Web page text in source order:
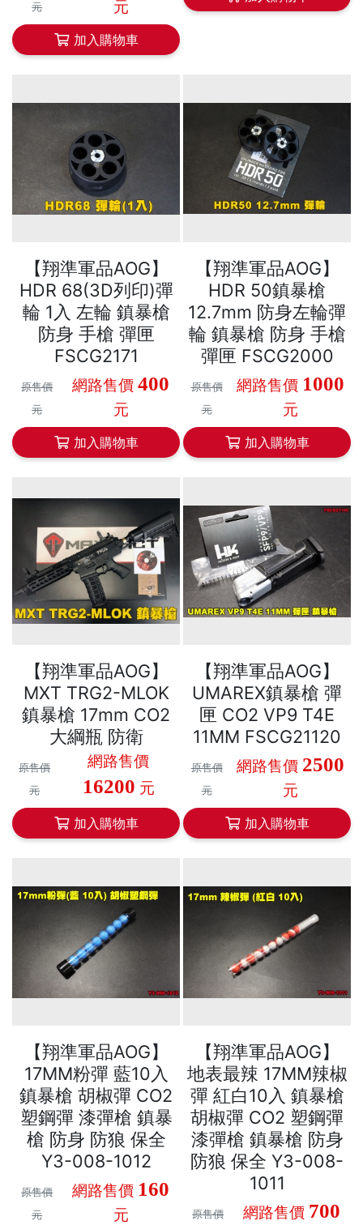
元 元
加入購物車
【翔準軍品AOG】
HDR 68(3D列印)彈
輪 1入 左輪 鎮暴槍
防身 手槍 彈匣
FSCG2171
原售價
元
網路售價400
元
加入購物車
【翔準軍品AOG】
HDR 50鎮暴槍
12.7mm 防身左輪彈
輪 鎮暴槍 防身 手槍
彈匣 FSCG2000
原售價
元
網路售價 1000
元
加入購物車
【翔準軍品AOG】
MXT TRG2-MLOK
鎮暴槍 17mm CO2
大綱瓶 防衛
原售價
元
網路售價
16200 元
加入購物車
【翔準軍品AOG】
UMAREX鎮暴槍 彈
匣 CO2 VP9 T4E
11MM FSCG21120
原售價
元
網路售價 2500
元
加入購物車
【翔準軍品AOG】
17MM粉彈 藍10入
鎮暴槍 胡椒彈 CO2
塑鋼彈 漆彈槍 鎮暴
槍 防身 防狼 保全
Y3-008-1012
原售價
元
網路售價 160
元
【翔準軍品AOG】
地表最辣 17MM辣椒
彈 紅白10入 鎮暴槍
胡椒彈 CO2 塑鋼彈
漆彈槍 鎮暴槍 防身
防狼 保全 Y3-008-
1011
原售價
網路售價 700